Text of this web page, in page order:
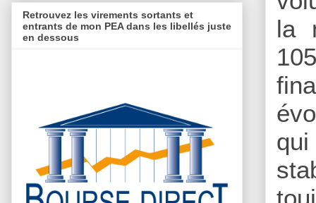
la
Retrouvez les virements sortants et
entrants de mon PEA dans les libellés juste
en dessous